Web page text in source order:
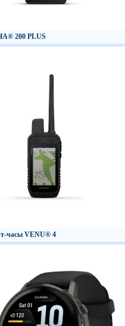
200 PLUS
часы VENU® 4